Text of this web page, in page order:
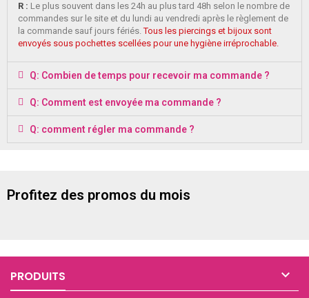
R : Le plus souvent dans les 24h au plus tard 48h selon le nombre de
commandes sur le site et du lundi au vendredi après le règlement de
la commande sauf jours fériés.Tous les piercings et bijoux sont
envoyés sous pochettes scellées pour une hygiène irréprochable.
Q: Combien de temps pour recevoir ma commande ?
Q: Comment est envoyée ma commande ?
Q: comment régler ma commande ?
Profitez des promos du mois
PRODUITS 